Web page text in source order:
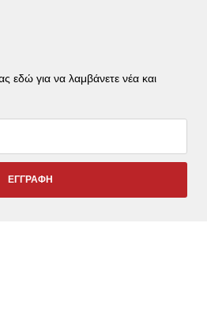
εδώ για να λαμβάνετε νέα και